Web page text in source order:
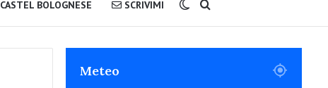
CASTEL BOLOGNESE SCRIVIMI Cambia aspetto
Meteo